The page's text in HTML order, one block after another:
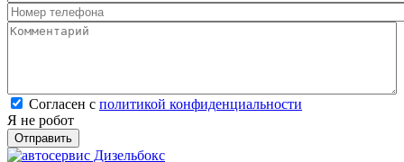
Номер телефона
Комментарий
Согласен с политикой конфиденциальности*
Согласен с политикой конфиденциальности
Я не робот